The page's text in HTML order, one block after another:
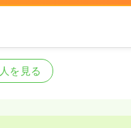
を見る